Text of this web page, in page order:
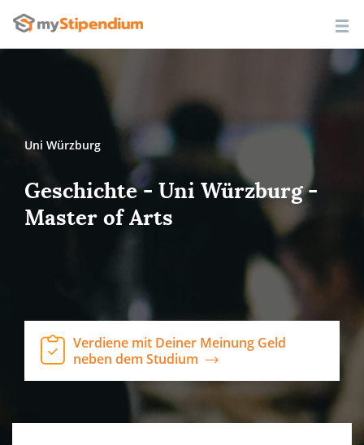
Uni Würzburg
Geschichte - Uni Würzburg -
Master of Arts
Verdiene mit Deiner Meinung Geld
neben dem Studium